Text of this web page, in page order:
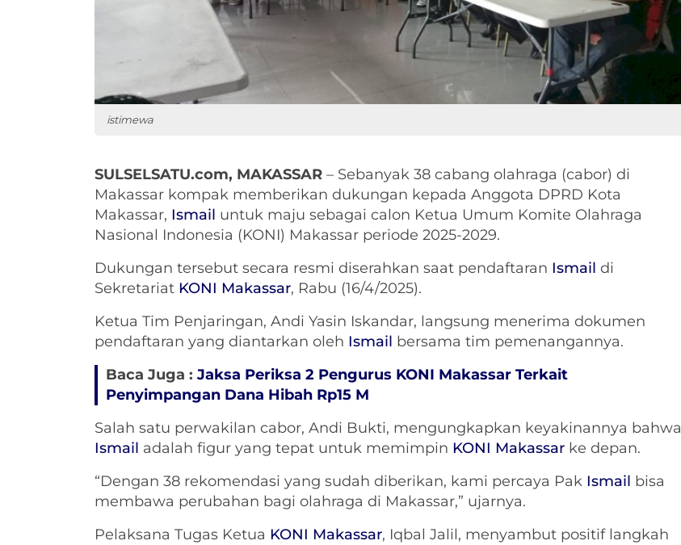
istimewa
SULSELSATU.com, MAKASSAR – Sebanyak 38 cabang olahraga (cabor) di
Makassar kompak memberikan dukungan kepada Anggota DPRD Kota
Makassar, Ismail untuk maju sebagai calon Ketua Umum Komite Olahraga
Nasional Indonesia (KONI) Makassar periode 2025-2029.
Dukungan tersebut secara resmi diserahkan saat pendaftaran Ismail di
Sekretariat KONI Makassar, Rabu (16/4/2025).
Ketua Tim Penjaringan, Andi Yasin Iskandar, langsung menerima dokumen
pendaftaran yang diantarkan oleh Ismail bersama tim pemenangannya.
Baca Juga : Jaksa Periksa 2 Pengurus KONI Makassar Terkait
Penyimpangan Dana Hibah Rp15 M
Salah satu perwakilan cabor, Andi Bukti, mengungkapkan keyakinannya bahwa
Ismail adalah figur yang tepat untuk memimpin KONI Makassar ke depan.
“Dengan 38 rekomendasi yang sudah diberikan, kami percaya Pak Ismail bisa
membawa perubahan bagi olahraga di Makassar,” ujarnya.
Pelaksana Tugas Ketua KONI Makassar, Iqbal Jalil, menyambut positif langkah